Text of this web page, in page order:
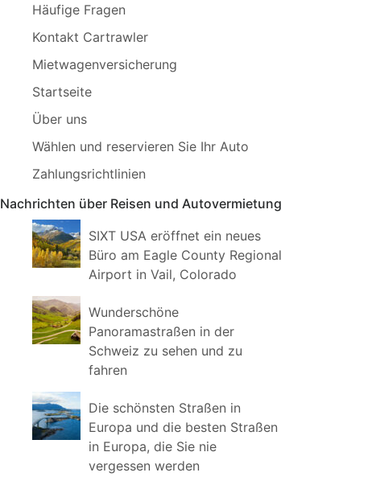
Häufige Fragen
Kontakt Cartrawler
Mietwagenversicherung
Startseite
Über uns
Wählen und reservieren Sie Ihr Auto
Zahlungsrichtlinien
Nachrichten über Reisen und Autovermietung
SIXT USA eröffnet ein neues
Büro am Eagle County Regional
Airport in Vail, Colorado
Wunderschöne
Panoramastraßen in der
Schweiz zu sehen und zu
fahren
Die schönsten Straßen in
Europa und die besten Straßen
in Europa, die Sie nie
vergessen werden